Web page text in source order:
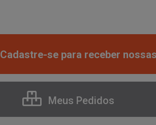
Cadastre-se para receber
Meus Pedidos